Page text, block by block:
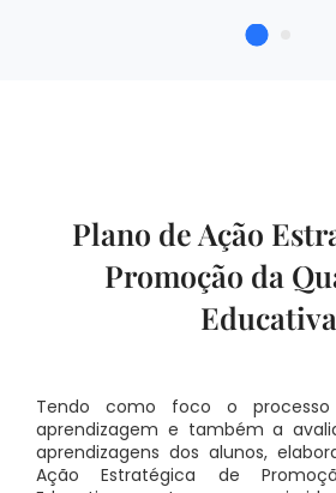
Plano de Ação
Promoção da
Educativa
Tendo como foco o
aprendizagem e também a
aprendizagens dos alunos,
Ação Estratégica de